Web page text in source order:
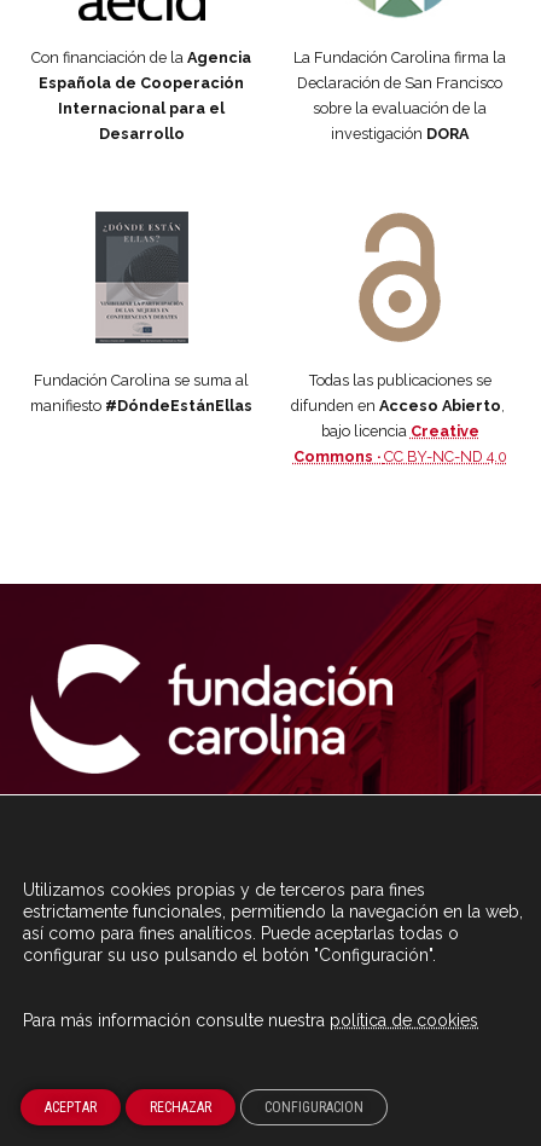
Con financiación de la Agencia
Española de Cooperación
Internacional para el
Desarrollo
La Fundación Carolina firma la
Declaración de San Francisco
sobre la evaluación de la
investigación DORA
Fundación Carolina se suma al
manifiesto #DóndeEstánEllas
Todas las publicaciones se
difunden en Acceso Abierto,
bajo licencia Creative
Commons · CC BY-NC-ND 4.0
históricos, culturales y geográficos.
Aviso Legal
Política de privacidad
Política de Cookies
Utilizamos cookies propias y de terceros para fines
estrictamente funcionales, permitiendo la navegación en la web,
así como para fines analíticos. Puede aceptarlas todas o
configurar su uso pulsando el botón "Configuración".
Para más información consulte nuestra política de cookies
ACEPTAR RECHAZAR CONFIGURACION